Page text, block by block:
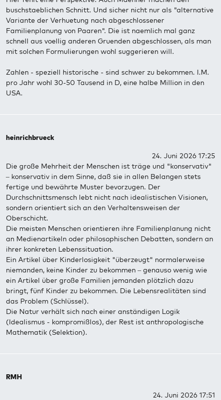
buschstaeblichen Schnitt. Und sicher nicht nur als "alternative
Variante der Verhuetung nach abgeschlossener
Familienplanung von Paaren". Die ist naemlich mal ganz
schnell aus voellig anderen Gruenden abgeschlossen, als man
mit solchen Formulierungen wohl suggerieren will.
Zahlen - speziell historische - sind schwer zu bekommen. I.M.
pro Jahr wohl 30-50 Tausend in D, eine halbe Million in den
USA.
heinrichbrueck
24. Juni 2026 17:25
Die große Mehrheit der Menschen ist träge und "konservativ"
– konservativ in dem Sinne, daß sie in allen Belangen stets
fertige und bewährte Muster bevorzugen. Der
Durchschnittsmensch lebt nicht nach idealistischen Visionen,
sondern orientiert sich an den Verhaltensweisen der
Oberschicht.
Die meisten Menschen orientieren ihre Familienplanung nicht
an Medienartikeln oder philosophischen Debatten, sondern an
ihrer konkreten Lebenssituation.
Ein Artikel über Kinderlosigkeit "überzeugt" normalerweise
niemanden, keine Kinder zu bekommen – genauso wenig wie
ein Artikel über große Familien jemanden plötzlich dazu
bringt, fünf Kinder zu bekommen. Die Lebensrealitäten sind
das Problem (Schlüssel).
Die Natur verhält sich nach einer anständigen Logik
(Idealismus - kompromißlos), der Rest ist anthropologische
Mathematik (Selektion).
RMH
24. Juni 2026 17:51